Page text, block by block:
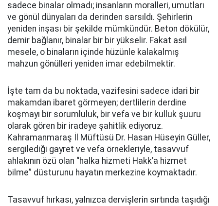
sadece binalar olmadı; insanların moralleri, umutları
ve gönül dünyaları da derinden sarsıldı. Şehirlerin
yeniden inşası bir şekilde mümkündür. Beton dökülür,
demir bağlanır, binalar bir bir yükselir. Fakat asıl
mesele, o binaların içinde hüzünle kalakalmış
mahzun gönülleri yeniden imar edebilmektir.
İşte tam da bu noktada, vazifesini sadece idari bir
makamdan ibaret görmeyen; dertlilerin derdine
koşmayı bir sorumluluk, bir vefa ve bir kulluk şuuru
olarak gören bir iradeye şahitlik ediyoruz.
Kahramanmaraş İl Müftüsü Dr. Hasan Hüseyin Güller,
sergilediği gayret ve vefa örnekleriyle, tasavvuf
ahlakının özü olan “halka hizmeti Hakk’a hizmet
bilme” düsturunu hayatın merkezine koymaktadır.
Tasavvuf hırkası, yalnızca dervişlerin sırtında taşıdığı